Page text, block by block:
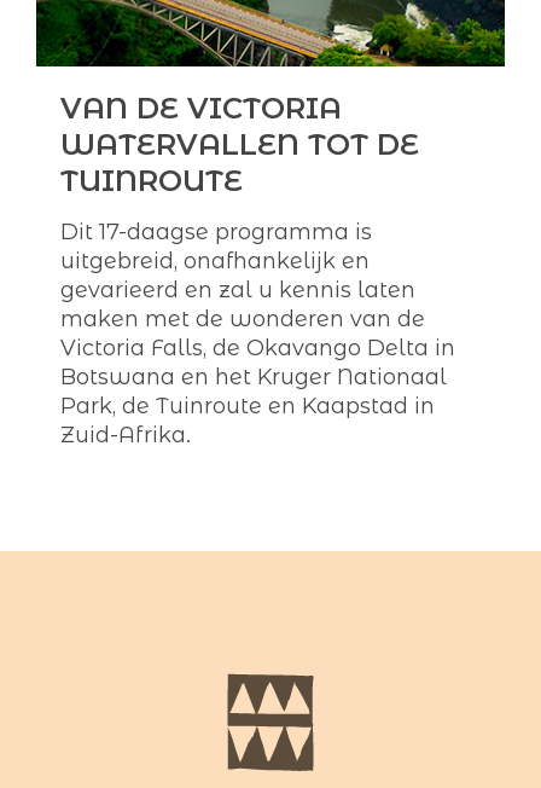
VAN DE VICTORIA
WATERVALLEN TOT DE
TUINROUTE
Dit 17-daagse programma is
uitgebreid, onafhankelijk en
gevarieerd en zal u kennis laten
maken met de wonderen van de
Victoria Falls, de Okavango Delta in
Botswana en het Kruger Nationaal
Park, de Tuinroute en Kaapstad in
Zuid-Afrika.